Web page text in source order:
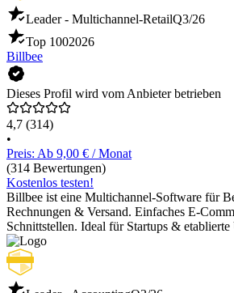
Leader - Multichannel-RetailQ3/26
Top 1002026
Billbee
Dieses Profil wird vom Anbieter betrieben
4,7 (314)
•
Preis: Ab 9,00 € / Monat
(314 Bewertungen)
Kostenlos testen!
Billbee ist eine Multichannel-Software für
Rechnungen & Versand. Einfaches E-
Schnittstellen. Ideal für Startups & etablierte